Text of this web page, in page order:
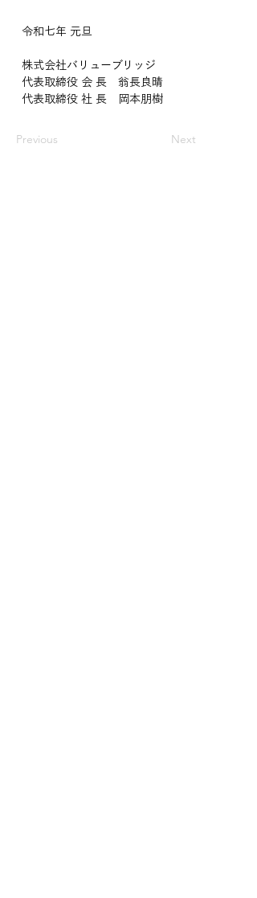
令和七年 元旦
株式会社バリューブリッジ
代表取締役 会 長　翁長良晴
代表取締役 社 長　岡本朋樹
Previous Next